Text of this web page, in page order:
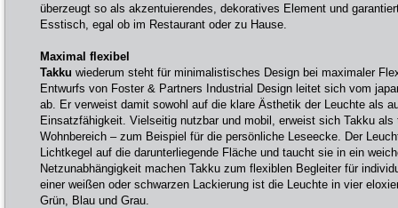
überzeugt so als akzentuierendes, dekoratives Element und
Esstisch, egal ob im Restaurant oder zu Hause.
Maximal flexibel
Takku wiederum steht für minimalistisches Design bei maximaler
Entwurfs von Foster & Partners Industrial Design leitet sich vom
ab. Er verweist damit sowohl auf die klare Ästhetik der Leuchte als
Einsatzfähigkeit. Vielseitig nutzbar und mobil, erweist sich Takku
Wohnbereich – zum Beispiel für die persönliche Leseecke. Der
Lichtkegel auf die darunterliegende Fläche und taucht sie in ein
Netzunabhängigkeit machen Takku zum flexiblen Begleiter für
einer weißen oder schwarzen Lackierung ist die Leuchte in vier
Grün, Blau und Grau.